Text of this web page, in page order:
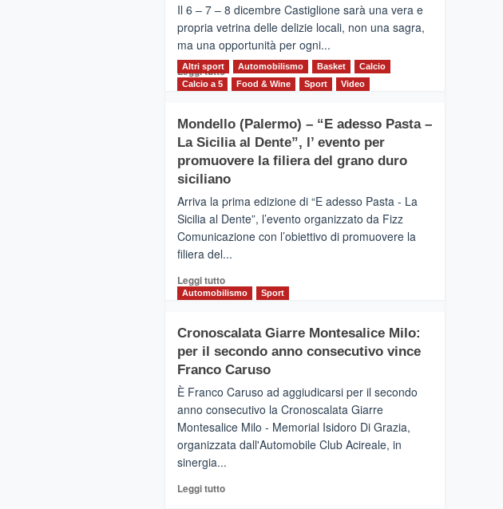
alla
scoperta
del
territorio,
tra
sport
messaggi
di
Il 6 – 7 – 8 dicembre Castiglione sarà una vera e
propria vetrina delle delizie locali, non una sagra,
ma una opportunità per ogni...
Leggi tuttoLeggi
CASTIGLIONE
DI
SICILIA
(Ct)
Il
Borgo
del
tour
tra
vicoli
medievali
Altri sport Automobilismo Basket
Calcio
Calcio a 5
Food & Wine Sport Video
Mondello (Palermo) – “E adesso Pasta –
La Sicilia al Dente”, l’ evento per
promuovere la filiera del grano duro
siciliano
Arriva la prima edizione di “E adesso Pasta - La
Sicilia al Dente”, l’evento organizzato da Fizz
Comunicazione con l’obiettivo di promuovere la
filiera del...
Leggi tuttoLeggi
di
Mondello
(Palermo)
–
adesso
Pasta
–
La
Dente”,
Automobilismo Sport
Cronoscalata Giarre Montesalice Milo:
per il secondo anno consecutivo vince
Franco Caruso
È Franco Caruso ad aggiudicarsi per il secondo
anno consecutivo la Cronoscalata Giarre
Montesalice Milo - Memorial Isidoro Di Grazia,
organizzata dall'Automobile Club Acireale, in
sinergia...
Leggi tuttoLeggi